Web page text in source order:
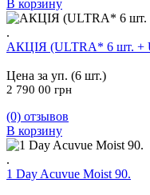
В корзину
.
АКЦІЯ (ULTRA* 6 шт. +
Цена за уп. (6 шт.)
2 790 00 грн
(0) отзывов
В корзину
.
1 Day Acuvue Moist 90.